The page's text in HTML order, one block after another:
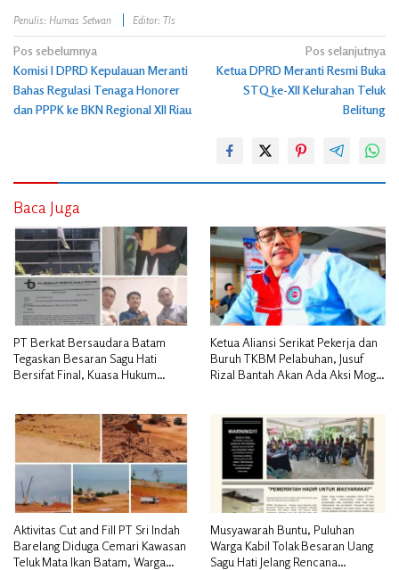
Penulis: Humas Setwan Editor: Tls
Navigasi
pos
Pos sebelumnya
Komisi I DPRD Kepulauan Meranti
Bahas Regulasi Tenaga Honorer
dan PPPK ke BKN Regional XII Riau
Pos selanjutnya
Ketua DPRD Meranti Resmi Buka
STQ ke-XII Kelurahan Teluk
Belitung
Baca Juga
PT Berkat Bersaudara Batam
Tegaskan Besaran Sagu Hati
Bersifat Final, Kuasa Hukum
Ketua Aliansi Serikat Pekerja dan
Buruh TKBM Pelabuhan, Jusuf
Rizal Bantah Akan Ada Aksi Mogol
Aktivitas Cut and Fill PT Sri Indah
Barelang Diduga Cemari Kawasan
Teluk Mata Ikan Batam, Warga
Musyawarah Buntu, Puluhan
Warga Kabil Tolak Besaran Uang
Sagu Hati Jelang Rencana